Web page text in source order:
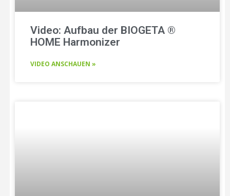
Video: Aufbau der BIOGETA ®
HOME Harmonizer
VIDEO ANSCHAUEN »